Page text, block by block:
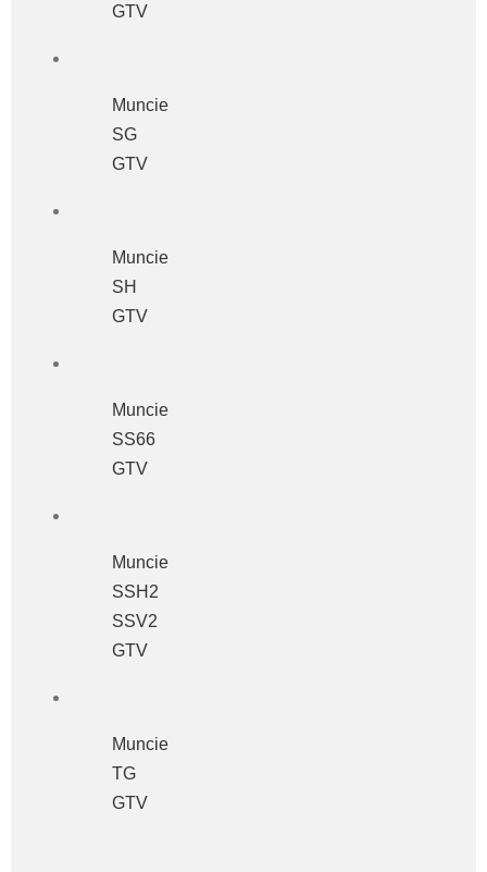
GTV
Muncie
SG
GTV
Muncie
SH
GTV
Muncie
SS66
GTV
Muncie
SSH2
SSV2
GTV
Muncie
TG
GTV